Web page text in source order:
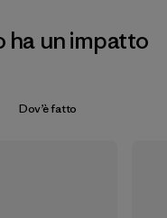
ha un impatto
Dov’è fatto